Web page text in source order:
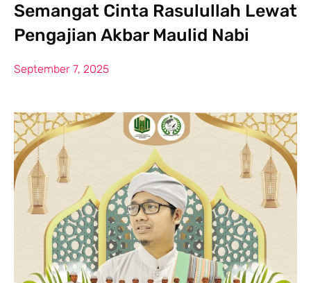
Semangat Cinta Rasulullah Lewat
Pengajian Akbar Maulid Nabi
September 7, 2025